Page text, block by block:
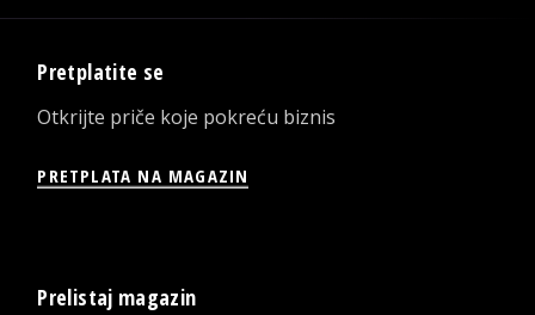
Pretplatite se
Otkrijte priče koje pokreću biznis
PRETPLATA NA MAGAZIN
Prelistaj magazin